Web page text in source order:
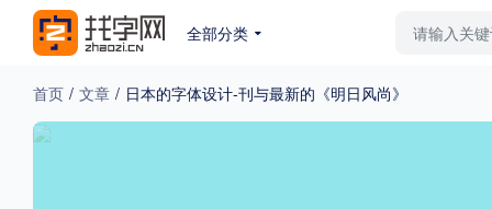
全部分类
最新字体 排行榜
首页 / 文章 / 日本的字体设计-刊与最新的《明日风尚》